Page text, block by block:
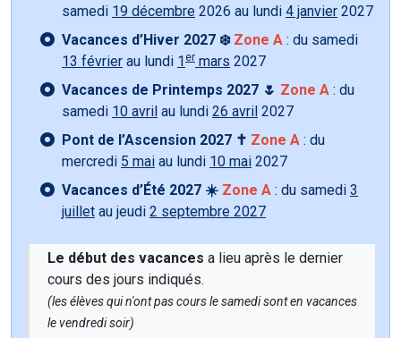
samedi 19 décembre 2026 au lundi 4 janvier 2027
Vacances d’Hiver 2027 ❄️ Zone A : du samedi
13 février au lundi 1 er mars 2027
Vacances de Printemps 2027 🌷 Zone A : du
samedi 10 avril au lundi 26 avril 2027
Pont de l’Ascension 2027 ✝️ Zone A : du
mercredi 5 mai au lundi 10 mai 2027
Vacances d’Été 2027 ☀️ Zone A : du samedi 3
juillet au jeudi 2 septembre 2027
Le début des vacances a lieu après le dernier
cours des jours indiqués.
(les élèves qui n'ont pas cours le samedi sont en vacances
le vendredi soir)